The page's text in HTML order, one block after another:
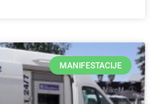
MANIFESTACIJE